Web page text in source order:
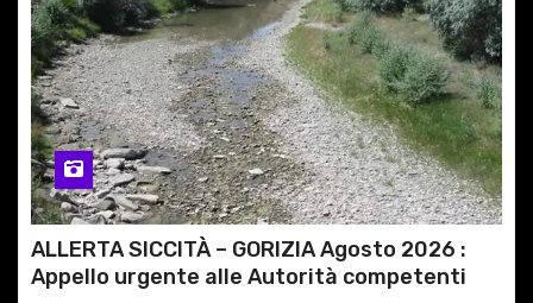
ALLERTA SICCITÀ – GORIZIA Agosto 2026 :
Appello urgente alle Autorità competenti